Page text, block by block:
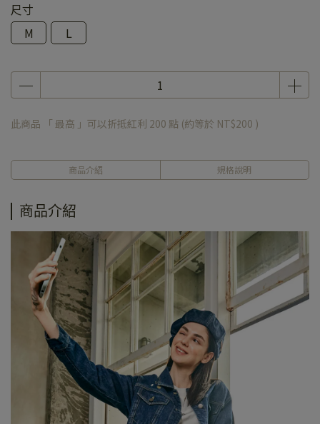
尺寸
M
L
此商品 「 最高 」可以折抵紅利 200 點 (約等於 NT$200 )
商品介紹 規格說明
商品介紹